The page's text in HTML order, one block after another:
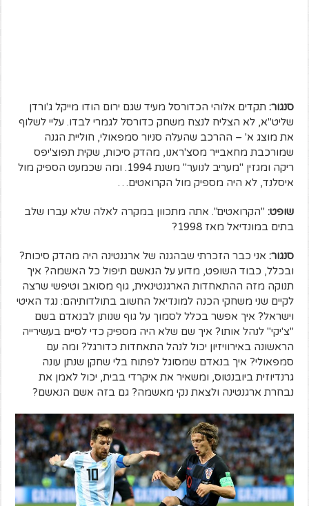
סנגור: תקדים אלוהי הכדורסל מעיד שגם ירום הודו מייקל ג'ורדן
שליט"א, לא הצליח לנצח משחק כדורסל לגמרי לבדו. עליי לשלוף
את מוצג א' – ההרכב שהעלה סניור סמפאולי, חוליית הגנה
שמורכבת מחאבייר מסצ'ראנו, מהדק סיכות, שקית תפוצ'יפס
ריקה ומגזין "מעריב לנוער" משנת 1994. ומה שכמעט הספיק מול
איסלנד, לא היה מספיק מול הקרואטים…
שופט: "הקרואטים". אתה מתכוון במקרה לאלה שלא עברו שלב
בתים במונדיאל מאז 1998?
סנגור: אני כבר הזכרתי שבהגנה של ארגנטינה היה מהדק סיכות?
ובכלל, כבוד השופט, מדוע על הנאשם תיפול כל האשמה? איך
תנוקה מזה ההתאחדות הארגנטינאית, גוף מסואב וטיפשי שרצה
לקיים שני משחקי הכנה למונדיאל החשוב בתולדותיהם: נגד האיטי
וישראל? איך אפשר בכלל לסמוך על גוף שנותן לבנאדם בשם
"צ'יקי" לנהל אותו? איך שם שלא היה מספיק כדי לסיים בעשירייה
הראשונה באירוויזיון יכול לנהל התאחדות כדורגל? ומה עם
סמפאולי? איך בנאדם שמסוגל לפתוח בלי שחקן שנתן עונה
גרנדיוזית ביובנטוס, ומשאיר את איקרדי בבית, יכול לאמן את
נבחרת ארגנטינה ולצאת נקי מאשמה? גם בזה אשם הנאשם?